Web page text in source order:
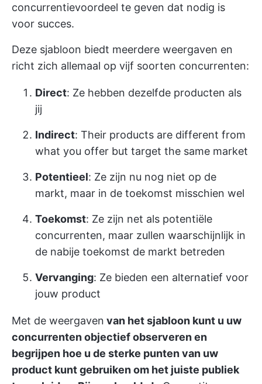
concurrentievoordeel te geven dat nodig is
voor succes.
Deze sjabloon biedt meerdere weergaven en
richt zich allemaal op vijf soorten concurrenten:
Direct: Ze hebben dezelfde producten als
jij
Indirect: Their products are different from
what you offer but target the same market
Potentieel: Ze zijn nu nog niet op de
markt, maar in de toekomst misschien wel
Toekomst: Ze zijn net als potentiële
concurrenten, maar zullen waarschijnlijk in
de nabije toekomst de markt betreden
Vervanging: Ze bieden een alternatief voor
jouw product
Met de weergaven van het sjabloon kunt u uw
concurrenten objectief observeren en
begrijpen hoe u de sterke punten van uw
product kunt gebruiken om het juiste publiek